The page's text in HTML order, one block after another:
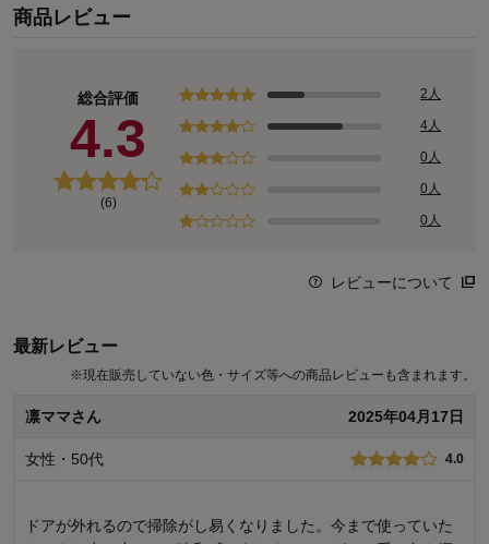
商品レビュー
総合評価
4.3
(6)
2人
4人
0人
0人
0人
レビューについて
最新レビュー
※現在販売していない色・サイズ等への商品レビューも含まれます。
凛ママさん 2025年04月17日
女性・50代 4.0
ドアが外れるので掃除がし易くなりました。今まで使っていた